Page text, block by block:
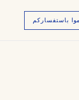
باستفساركم